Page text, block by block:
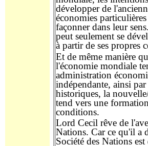
développerde
économies
façonner dans leur
peut seulement se
à partir de ses propres
Et de même manière
l'économie mondiale
administration
indépendante, ainsi par
historiques, la
tend vers une
conditions.
Lord Cecil rêve de
Nations. Car ce qu'il a
Société des Nations